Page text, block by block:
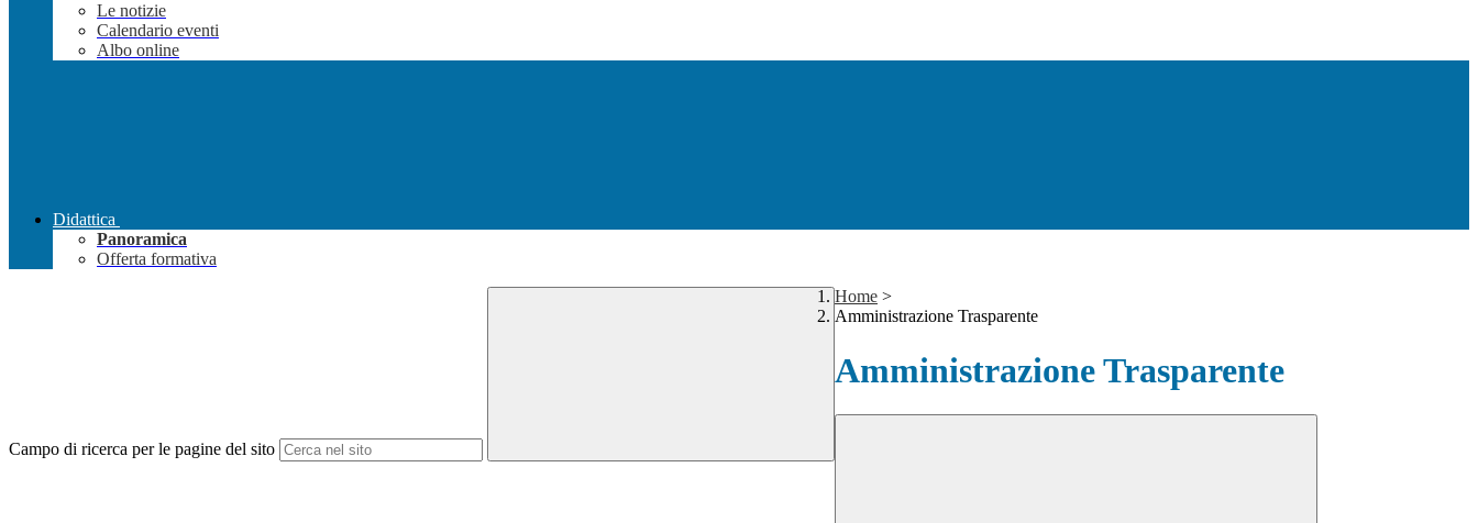
Le notizie
Calendario eventi
Albo online
Didattica
Panoramica
Offerta formativa
Campo di ricerca per le pagine del sito
Home >
Amministrazione Trasparente
Amministrazione Trasparente